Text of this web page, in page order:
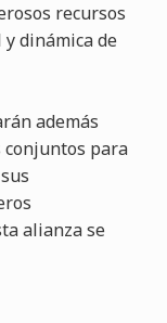
recursos
dinámica de
además
para
alianza se